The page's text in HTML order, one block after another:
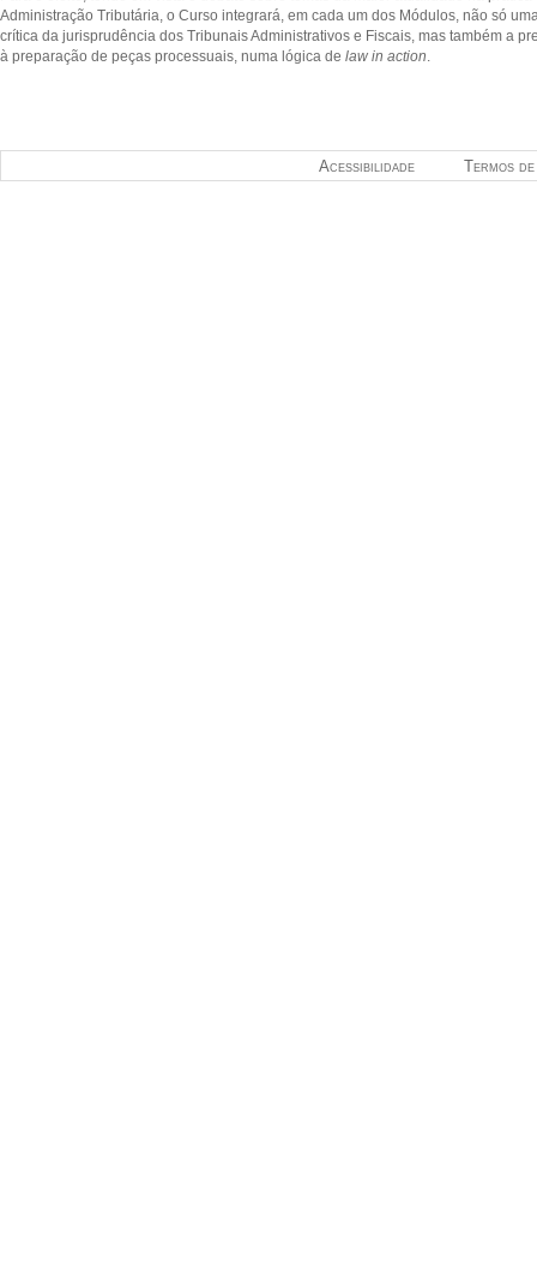
Administração Tributária, o Curso integrará, em cada um dos Módulos, não só
crítica da jurisprudência dos Tribunais Administrativos e Fiscais, mas também a
à preparação de peças processuais, numa lógica de law in action
Termos
Acessibilidade